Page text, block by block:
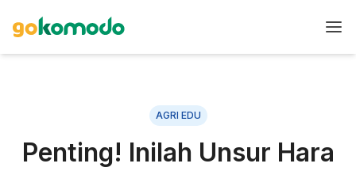
AGRI EDU
Penting! Inilah Unsur Hara